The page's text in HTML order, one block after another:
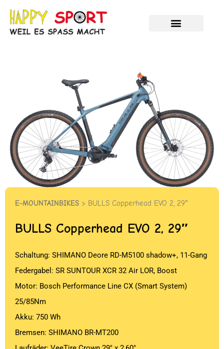
Inhalt
springen
E-MOUNTAINBIKES > BULLS Copperhead EVO 2, 29″
BULLS Copperhead EVO 2, 29″
Schaltung: SHIMANO Deore RD-M5100 shadow+, 11-Gang
Federgabel: SR SUNTOUR XCR 32 Air LOR, Boost
Motor: Bosch Performance Line CX (Smart System)
25/85Nm
Akku: 750 Wh
Bremsen: SHIMANO BR-MT200